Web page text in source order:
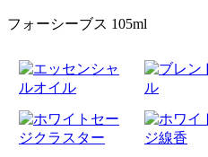
フォーシーブス 105ml